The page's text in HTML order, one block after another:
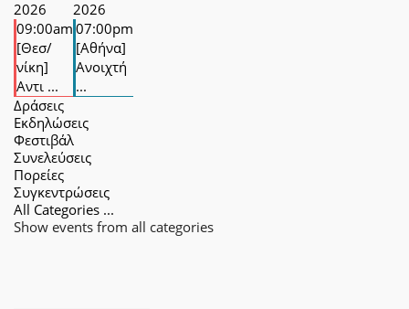
2026
09:00am
[Θεσ/
νίκη]
Αντι ...
2026
07:00pm
[Αθήνα]
Ανοιχτή
...
Δράσεις
Εκδηλώσεις
Φεστιβάλ
Συνελεύσεις
Πορείες
Συγκεντρώσεις
All Categories ...
Show events from all categories